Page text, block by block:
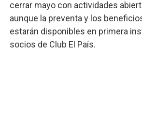
cerrar mayo con actividades
aunque la preventa y los
estarán disponibles en primera
socios de Club El País.